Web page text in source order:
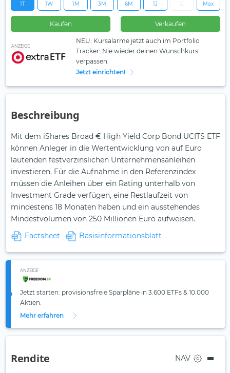
1T 1W 1M 3M 6M 1J Max
Kaufen Verkaufen
ANZEIGE
NEU: Kursalarme jetzt auch im Portfolio
Tracker: Nie wieder deinen Wunschkurs
verpassen.
Jetzt einrichten!
Beschreibung
Mit dem iShares Broad € High Yield Corp Bond UCITS ETF
können Anleger in die Wertentwicklung von auf Euro
lautenden festverzinslichen Unternehmensanleihen
investieren. Für die Aufnahme in den Referenzindex
müssen die Anleihen über ein Rating unterhalb von
Investment Grade verfügen, eine Restlaufzeit von
mindestens 18 Monaten haben und ein ausstehendes
Mindestvolumen von 250 Millionen Euro aufweisen.
Factsheet
Basisinformationsblatt
ANZEIGE
Jetzt starten: provisionsfreie Sparpläne in 3.600 ETFs & 10.000
Aktien.
Mehr erfahren
Rendite NAV